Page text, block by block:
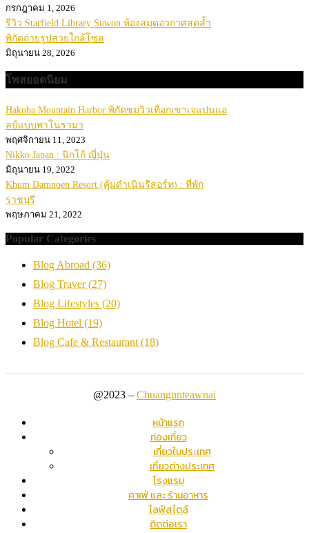
กรกฎาคม 1, 2026
รีวิว Starfield Library Suwon ห้องสมุดอวกาศสุดล้ำ
พิกัดถ่ายรูปสวยใกล้โซล
มิถุนายน 28, 2026
โพสยอดนิยม
Hakuba Mountain Harbor พิกัดชมวิวเทือกเขาเจแปนแอ
ลป์แบบพาโนรามา
พฤศจิกายน 11, 2023
Nikko Japan : นิกโก้ ญี่ปุ่น
มิถุนายน 19, 2022
Khum Damnoen Resort (คุ้มดำเนินรีสอร์ท) : ที่พัก
ราชบุรี
พฤษภาคม 21, 2022
Popular Categories
Blog Abroad (36)
Blog Traver(27)
Blog Lifestyles (20)
Blog Hotel (19)
Blog Cafe & Restaurant (18)
@2023 – Chuangunteawnai
หน้าแรก
ท่องเที่ยว
เที่ยวในประเทศ
เที่ยวต่างประเทศ
โรงแรม
คาเฟ่ และ ร้านอาหาร
ไลฟ์สไตล์
ติดต่อเรา